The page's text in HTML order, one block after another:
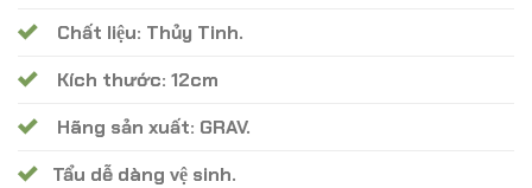
Chất liệu: Thủy Tinh.
Kích thước: 12cm
Hãng sản xuất: GRAV.
Tẩu dễ dàng vệ sinh.